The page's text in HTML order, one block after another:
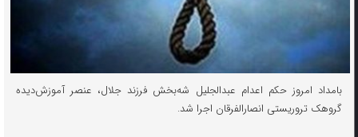
بامداد امروز حکم اعدام عبدالجلیل شه‌بخش فرزند جلال، عنصر آموزش‌دیده
گروهک تروریستی انصارالفرقان اجرا شد.